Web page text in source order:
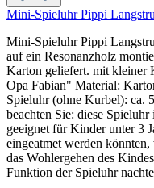
Mini-Spieluhr Pippi
Mini-Spieluhr Pippi
auf ein Resonanzholz
Karton geliefert. mit kleiner
Opa Fabian" Material:
Spieluhr (ohne Kurbel): ca.
beachten Sie: diese
geeignet für Kinder unter 3
eingeatmet werden
das Wohlergehen des
Funktion der Spieluhr